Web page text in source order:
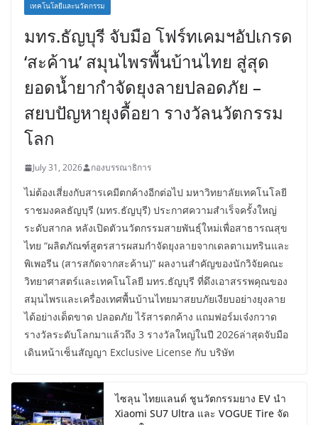
เทคโนโลยีและนวัตกรรม
มทร.ธัญบุรี จับมือ โฟร์ทเคมฯอัปเกรด
‘สะค้าน’ สมุนไพรพื้นบ้านไทย สู่สุด
ยอดน้ำยากำจัดยุงลายปลอดภัย –
สยบปัญหายุงดื้อยา รางวัลนวัตกรรม
โลก
July 31, 2026 กองบรรณาธิการ
ไม่ต้องเสี่ยงกับสารเคมีตกค้างอีกต่อไป มหาวิทยาลัยเทคโนโลยี
ราชมงคลธัญบุรี (มทร.ธัญบุรี) ประกาศความสำเร็จครั้งใหญ่
ระดับสากล หลังเปิดตัวนวัตกรรมสายพันธุ์ใหม่เพื่อสาธารณสุข
ไทย “ผลิตภัณฑ์สูตรสารผสมกำจัดยุงลายจากเดลตาเมทรินและ
พิเพอรีน (สารสกัดจากสะค้าน)” ผลงานสำคัญของนักวิจัยคณะ
วิทยาศาสตร์และเทคโนโลยี มทร.ธัญบุรี ที่ดึงเอาสรรพคุณของ
สมุนไพรและเครื่องเทศพื้นบ้านไทยมาสยบภัยเงียบอย่างยุงลาย
ได้อย่างเด็ดขาด ปลอดภัย ไร้สารตกค้าง แถมฟอร์มเจ๋งกวาด
รางวัลระดับโลกมาแล้วถึง 3 รางวัลใหญ่ในปี 2026ล่าสุดจับมือ
เดินหน้าเซ็นสัญญา Exclusive License กับ บริษัท
ไซลุน ไทยแลนด์ ชูนวัตกรรมยาง EV นำ
Xiaomi SU7 Ultra และ VOGUE Tire จัด